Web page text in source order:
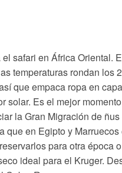
safari en África Oriental.
temperaturas rondan los
que empaca ropa en
solar. Es el mejor
la Gran Migración de
que en Egipto y
para otra época
ideal para el Kruger.